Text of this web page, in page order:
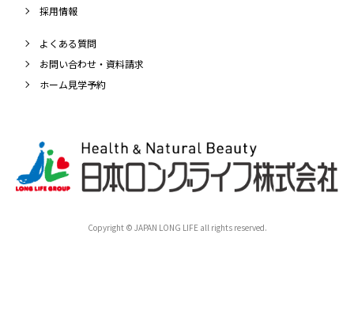
採用情報
よくある質問
お問い合わせ・資料請求
ホーム見学予約
Copyright © JAPAN LONG LIFE all rights reserved.